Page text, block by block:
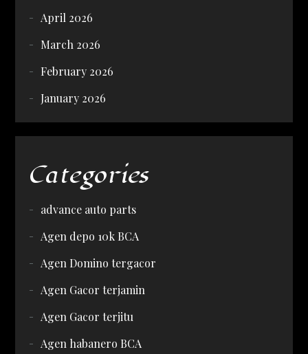
April 2026
March 2026
February 2026
January 2026
Categories
advance auto parts
Agen depo 10k BCA
Agen Domino tergacor
Agen Gacor terjamin
Agen Gacor terjitu
Agen habanero BCA